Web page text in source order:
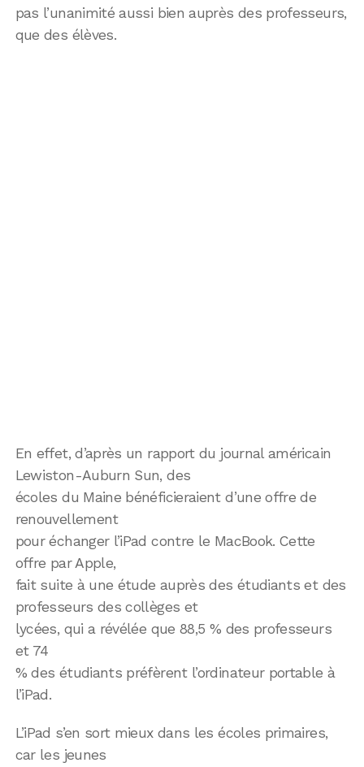
pas l’unanimité aussi bien auprès des professeurs,
que des élèves.
En effet, d’après un rapport du journal américain
Lewiston-Auburn Sun, des
écoles du Maine bénéficieraient d’une offre de
renouvellement
pour échanger l’iPad contre le MacBook. Cette
offre par Apple,
fait suite à une étude auprès des étudiants et des
professeurs des collèges et
lycées, qui a révélée que 88,5 % des professeurs
et 74
% des étudiants préfèrent l’ordinateur portable à
l’iPad.
L’iPad s’en sort mieux dans les écoles primaires,
car les jeunes